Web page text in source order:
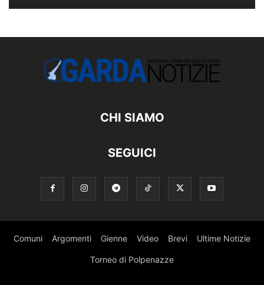
CHI SIAMO
SEGUICI
Comuni Argomenti Gienne Video Brevi Ultime Notizie
Torneo di Polpenazze